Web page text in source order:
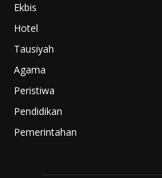
Ekbis
Hotel
Tausiyah
Agama
Peristiwa
Pendidikan
Pemerintahan